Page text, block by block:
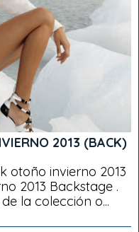
2013 (BACK)
otoño invierno 2013
2013 Backstage .
la colección o...